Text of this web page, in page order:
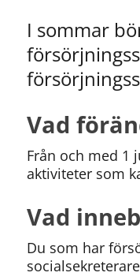
I sommar
Vad
Från och med 1
aktiviteter som
Vad
Du som har